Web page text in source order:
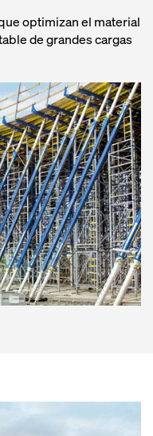
optimizan el material
de grandes cargas